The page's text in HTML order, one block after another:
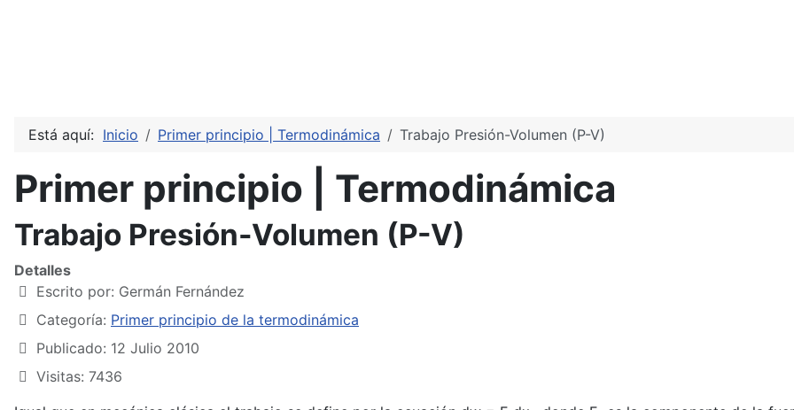
Está aquí: Inicio Primer principio | Termodinámica Trabajo Presión-Volumen (P-V)
Primer principio | Termodinámica
Trabajo Presión-Volumen (P-V)
Detalles
Escrito por: Germán Fernández
Categoría: Primer principio de la termodinámica
Publicado: 12 Julio 2010
Visitas: 7436